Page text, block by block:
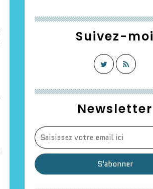
Newsletter
Suivez-moi